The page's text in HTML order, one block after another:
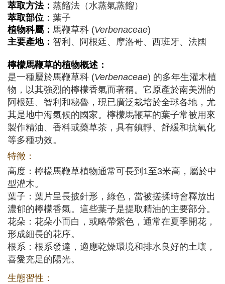
萃取方法： 蒸餾法（水蒸氣蒸餾）
萃取部位 ： 葉子
植物科屬： 馬鞭草科 (Verbenaceae)
主要產地： 智利、阿根廷、摩洛哥、西班牙、法國
檸檬馬鞭草的植物概述：
是一種屬於馬鞭草科 (Verbenaceae) 的多年生灌木植
物，以其強烈的檸檬香氣而著稱。它原產於南美洲的
阿根廷、智利和秘魯，現已廣泛栽培於全球各地，尤
其是地中海氣候的國家。檸檬馬鞭草的葉子常被用來
製作精油、香料或藥草茶，具有鎮靜、舒緩和抗氧化
等多種功效。
特徵：
高度：檸檬馬鞭草植物通常可長到1至3米高，屬於中
型灌木。
葉子：葉片呈長披針形，綠色，當被搓揉時會釋放出
濃郁的檸檬香氣。這些葉子是提取精油的主要部分。
花朵：花朵小而白，或略帶紫色，通常在夏季開花，
形成細長的花序。
根系：根系發達，適應乾燥環境和排水良好的土壤，
喜愛充足的陽光。
生態習性：